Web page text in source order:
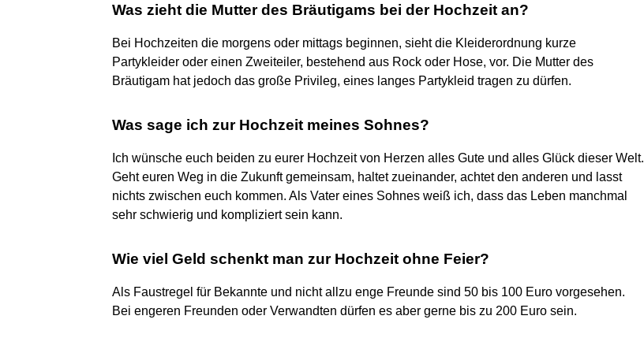
Was zieht die Mutter des Bräutigams bei der Hochzeit an?
Bei Hochzeiten die morgens oder mittags beginnen, sieht die Kleiderordnung kurze
Partykleider oder einen Zweiteiler, bestehend aus Rock oder Hose, vor. Die Mutter des
Bräutigam hat jedoch das große Privileg, eines langes Partykleid tragen zu dürfen.
Was sage ich zur Hochzeit meines Sohnes?
Ich wünsche euch beiden zu eurer Hochzeit von Herzen alles Gute und alles Glück dieser Welt.
Geht euren Weg in die Zukunft gemeinsam, haltet zueinander, achtet den anderen und lasst
nichts zwischen euch kommen. Als Vater eines Sohnes weiß ich, dass das Leben manchmal
sehr schwierig und kompliziert sein kann.
Wie viel Geld schenkt man zur Hochzeit ohne Feier?
Als Faustregel für Bekannte und nicht allzu enge Freunde sind 50 bis 100 Euro vorgesehen.
Bei engeren Freunden oder Verwandten dürfen es aber gerne bis zu 200 Euro sein.